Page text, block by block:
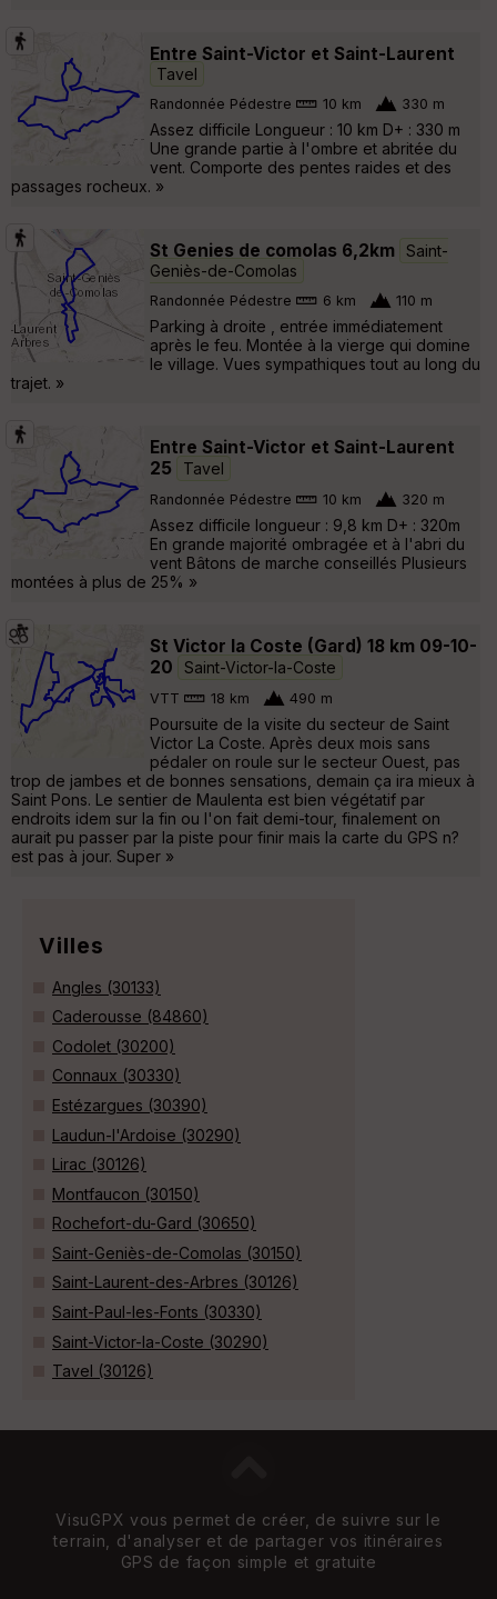
Entre Saint-Victor et Saint-Laurent
Tavel
Randonnée Pédestre 10 km 330 m
Assez difficile Longueur : 10 km D+ : 330 m
Une grande partie à l'ombre et abritée du
vent. Comporte des pentes raides et des
passages rocheux. »
St Genies de comolas 6,2km
Saint-
Geniès-de-Comolas
Randonnée Pédestre 6 km 110 m
Parking à droite , entrée immédiatement
après le feu. Montée à la vierge qui domine
le village. Vues sympathiques tout au long du
trajet. »
Entre Saint-Victor et Saint-Laurent
25
Tavel
Randonnée Pédestre 10 km 320 m
Assez difficile longueur : 9,8 km D+ : 320m
En grande majorité ombragée et à l'abri du
vent Bâtons de marche conseillés Plusieurs
montées à plus de 25% »
St Victor la Coste (Gard) 18 km 09-10-
20
Saint-Victor-la-Coste
VTT 18 km 490 m
Poursuite de la visite du secteur de Saint
Victor La Coste. Après deux mois sans
pédaler on roule sur le secteur Ouest, pas
trop de jambes et de bonnes sensations, demain ça ira mieux à
Saint Pons. Le sentier de Maulenta est bien végétatif par
endroits idem sur la fin ou l'on fait demi-tour, finalement on
aurait pu passer par la piste pour finir mais la carte du GPS n?
est pas à jour. Super »
Villes
Angles (30133)
Caderousse (84860)
Codolet (30200)
Connaux (30330)
Estézargues (30390)
Laudun-l'Ardoise (30290)
Lirac (30126)
Montfaucon (30150)
Rochefort-du-Gard (30650)
Saint-Geniès-de-Comolas (30150)
Saint-Laurent-des-Arbres (30126)
Saint-Paul-les-Fonts (30330)
Saint-Victor-la-Coste (30290)
Tavel (30126)
VisuGPX vous permet de créer, de suivre sur le
terrain, d'analyser et de partager vos itinéraires
GPS de façon simple et gratuite